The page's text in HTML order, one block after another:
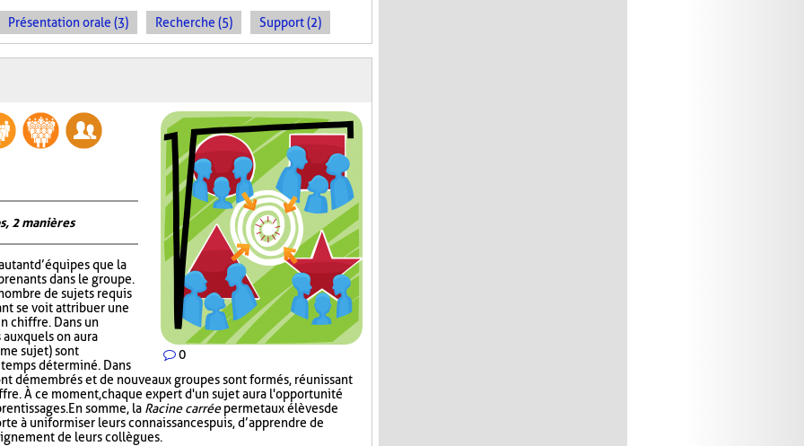
Présentation orale (3) Recherche (5) Support (2)
0
2 manières
d’équipes que la
dans le groupe.
de sujets requis
se voit attribuer une
chiffre. Dans un
on aura
sujet) sont
déterminé. Dans
démembrés et de nouveaux groupes sont formés, réunissant
À ce moment, chaque expert d'un sujet aura l'opportunité
En somme, la Racine carréepermet aux élèves de
à uniformiser leurs connaissances puis, d’apprendre de
de leurs collègues.